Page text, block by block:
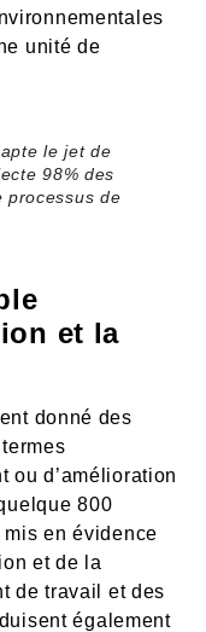
unité de
le jet de
98% des
processus de
et la
donné des
ou d’amélioration
800
en évidence
et de la
de travail et des
également